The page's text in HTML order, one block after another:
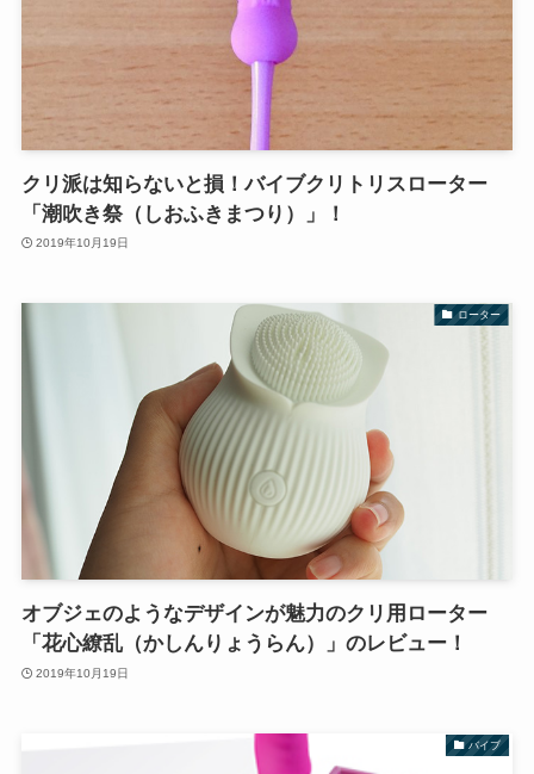
クリ派は知らないと損！バイブクリトリスローター
「潮吹き祭（しおふきまつり）」！
2019年10月19日
ローター
オブジェのようなデザインが魅力のクリ用ローター
「花心繚乱（かしんりょうらん）」のレビュー！
2019年10月19日
バイブ